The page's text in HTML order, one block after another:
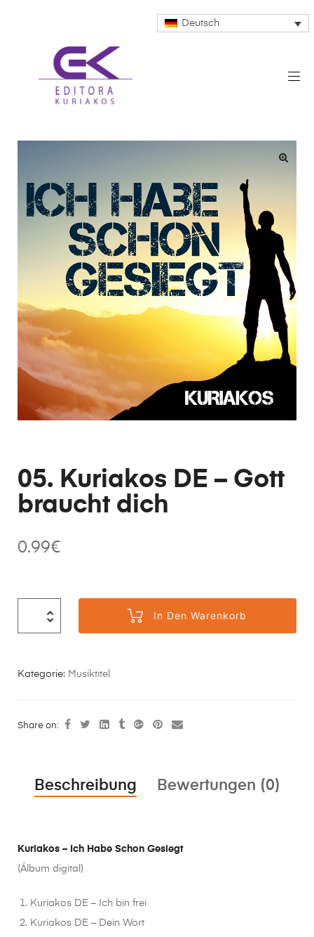
Deutsch
05. Kuriakos DE – Gott
braucht dich
0.99€
In Den Warenkorb
Kategorie: Musiktitel
Share on:
Beschreibung Bewertungen (0)
Kuriakos – Ich Habe Schon Gesiegt
(Álbum digital)
Kuriakos DE – Ich bin frei
Kuriakos DE – Dein Wort